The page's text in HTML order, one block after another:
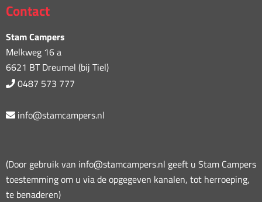
Contact
Stam Campers
Melkweg 16 a
6621 BT Dreumel (bij Tiel)
0487 573 777
info@stamcampers.nl
(Door gebruik van info@stamcampers.nl geeft u Stam Campers
toestemming om u via de opgegeven kanalen, tot herroeping,
te benaderen)